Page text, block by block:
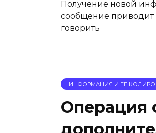
Получение новой
сообщение приводит
говорить
ИНФОРМАЦИЯ И ЕЕ
Операция